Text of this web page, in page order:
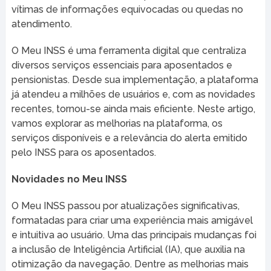
vítimas de informações equivocadas ou quedas no
atendimento.
O Meu INSS é uma ferramenta digital que centraliza
diversos serviços essenciais para aposentados e
pensionistas. Desde sua implementação, a plataforma
já atendeu a milhões de usuários e, com as novidades
recentes, tornou-se ainda mais eficiente. Neste artigo,
vamos explorar as melhorias na plataforma, os
serviços disponíveis e a relevância do alerta emitido
pelo INSS para os aposentados.
Novidades no Meu INSS
O Meu INSS passou por atualizações significativas,
formatadas para criar uma experiência mais amigável
e intuitiva ao usuário. Uma das principais mudanças foi
a inclusão de Inteligência Artificial (IA), que auxilia na
otimização da navegação. Dentre as melhorias mais